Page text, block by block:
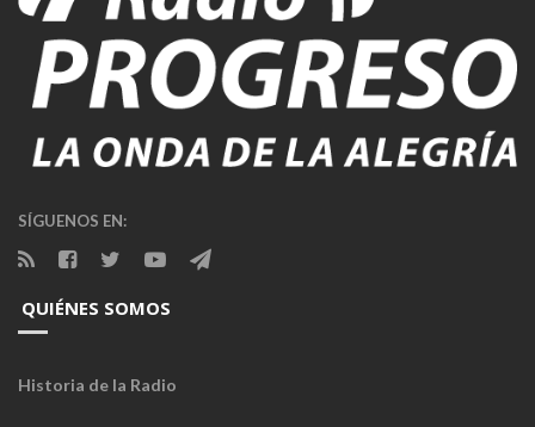
SÍGUENOS EN:
QUIÉNES SOMOS
Historia de la Radio